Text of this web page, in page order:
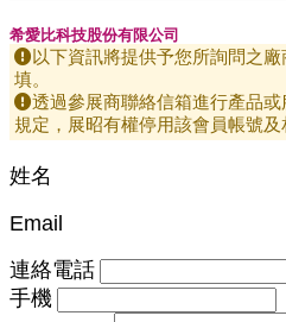
希愛比科技股份有限公司
以下資訊將提供予您所詢問之
填。
透過參展商聯絡信箱進行產品
規定，展昭有權停用該會員帳號及
姓名
Email
連絡電話
手機